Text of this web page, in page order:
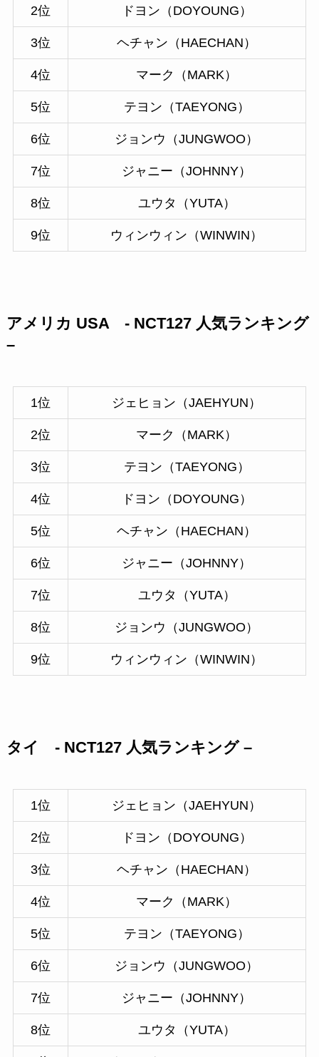
2位 ドヨン（DOYOUNG）
3位 ヘチャン（HAECHAN）
4位 マーク（MARK）
5位 テヨン（TAEYONG）
6位 ジョンウ（JUNGWOO）
7位 ジャニー（JOHNNY）
8位 ユウタ（YUTA）
9位 ウィンウィン（WINWIN）
アメリカ USA - NCT127 人気ランキング
–
1位 ジェヒョン（JAEHYUN）
2位 マーク（MARK）
3位 テヨン（TAEYONG）
4位 ドヨン（DOYOUNG）
5位 ヘチャン（HAECHAN）
6位 ジャニー（JOHNNY）
7位 ユウタ（YUTA）
8位 ジョンウ（JUNGWOO）
9位 ウィンウィン（WINWIN）
タイ - NCT127 人気ランキング –
1位 ジェヒョン（JAEHYUN）
2位 ドヨン（DOYOUNG）
3位 ヘチャン（HAECHAN）
4位 マーク（MARK）
5位 テヨン（TAEYONG）
6位 ジョンウ（JUNGWOO）
7位 ジャニー（JOHNNY）
8位 ユウタ（YUTA）